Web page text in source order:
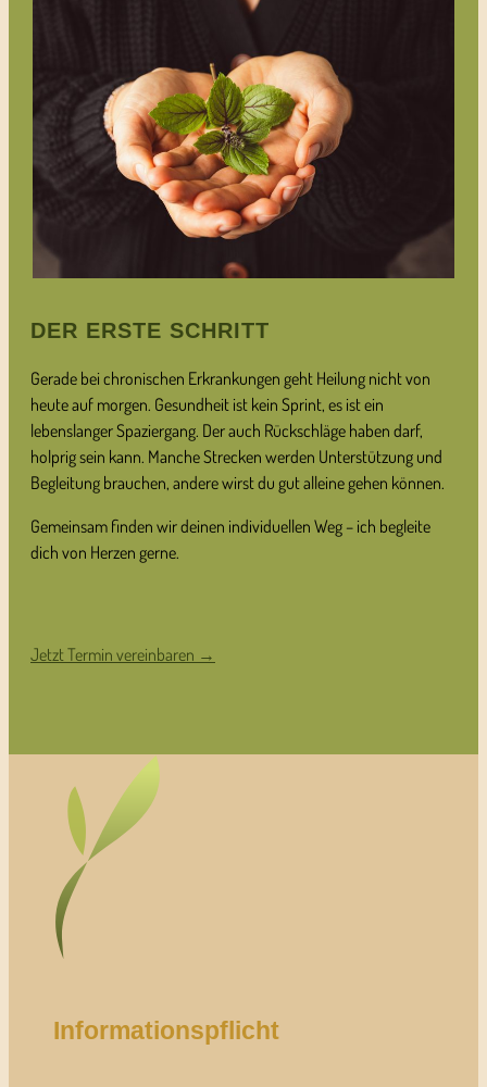
DER ERSTE SCHRITT
Gerade bei chronischen Erkrankungen geht Heilung nicht von
heute auf morgen. Gesundheit ist kein Sprint, es ist ein
lebenslanger Spaziergang. Der auch Rückschläge haben darf,
holprig sein kann. Manche Strecken werden Unterstützung und
Begleitung brauchen, andere wirst du gut alleine gehen können.
Gemeinsam finden wir deinen individuellen Weg – ich begleite
dich von Herzen gerne.
Jetzt Termin vereinbaren →
Informationspflicht